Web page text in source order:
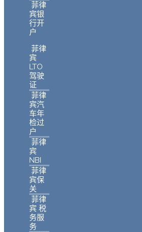
菲律
宾银
行开
户
菲律
宾
LTO
驾驶
证
菲律
宾汽
车年
检过
户
菲律
宾
NBI
菲律
宾保
关
菲律
宾 税
务服
务